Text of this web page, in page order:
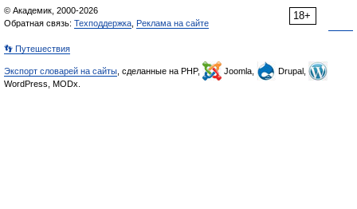
18+
© Академик, 2000-2026
Обратная связь: Техподдержка Реклама на сайте
👣 Путешествия
Экспорт словарей на сайты , сделанные на PHP, Joomla,
Drupal,
WordPress, MODx.